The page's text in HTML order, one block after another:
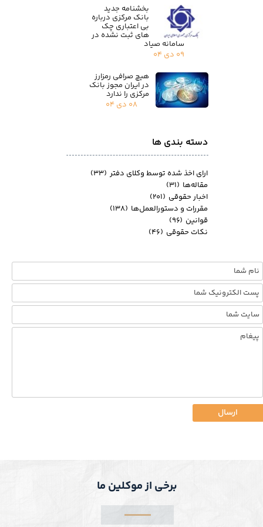
ارسال
دسته بندی ها
بخشنامه جدید
بانک مرکزی درباره
بی اعتباری چک
های ثبت نشده در
سامانه صیاد
۰۹ دی ۰۴
هیچ صرافی رمزارز
در ایران مجوز بانک
مرکزی را ندارد
۰۸ دی ۰۴
ارای اخذ شده توسط وکلای دفتر (۳۳)
مقاله‌ها (۳۱)
اخبار حقوقی (۲۰۱)
مقررات و دستورالعمل‌ها (۱۳۸)
قوانین (۹۶)
نکات حقوقی (۴۶)
برخی از موکلین ما